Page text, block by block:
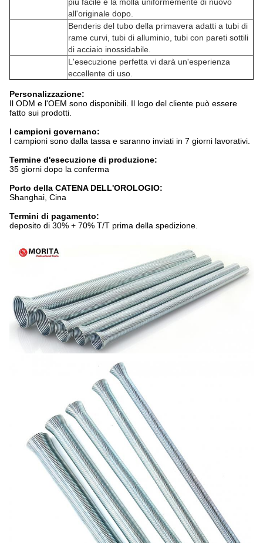
all'originale dopo.
Benderis del tubo della primavera adatti a tubi di
rame curvi, tubi di alluminio, tubi con pareti sottili
di acciaio inossidabile.
L'esecuzione perfetta vi darà un'esperienza
eccellente di uso.
Personalizzazione:
Il ODM e l'OEM sono disponibili. Il logo del cliente può essere
fatto sui prodotti.
I campioni governano:
I campioni sono dalla tassa e saranno inviati in 7 giorni lavorativi.
Termine d'esecuzione di produzione:
35 giorni dopo la conferma
Porto della CATENA DELL'OROLOGIO:
Shanghai, Cina
Termini di pagamento:
deposito di 30% + 70% T/T prima della spedizione.